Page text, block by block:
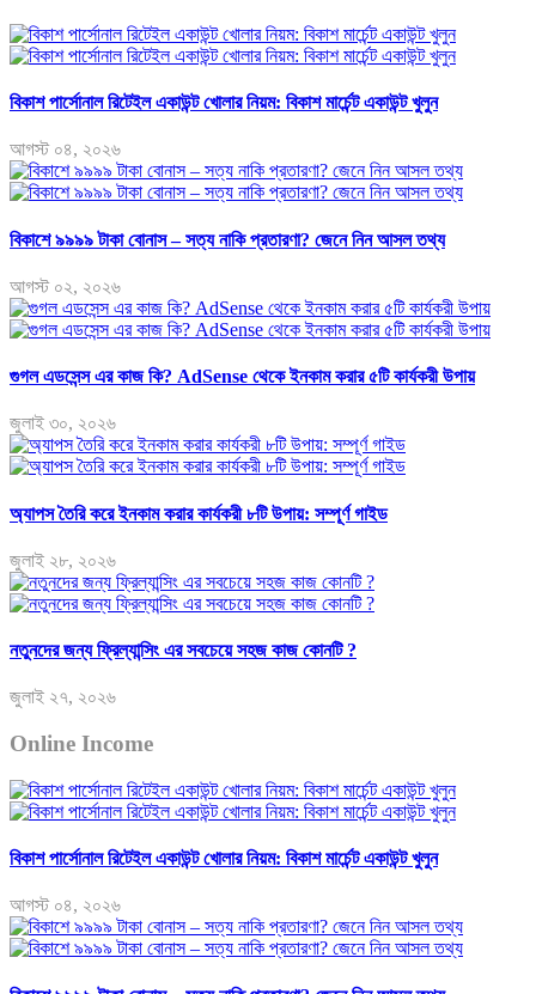
বিকাশ পার্সোনাল রিটেইল একাউন্ট খোলার নিয়ম: বিকাশ মার্চেন্ট একাউন্ট খুলুন
আগস্ট ০৪, ২০২৬
বিকাশে ৯৯৯৯ টাকা বোনাস – সত্য নাকি প্রতারণা? জেনে নিন আসল তথ্য
আগস্ট ০২, ২০২৬
গুগল এডসেন্স এর কাজ কি? AdSense থেকে ইনকাম করার ৫টি কার্যকরী উপায়
জুলাই ৩০, ২০২৬
অ্যাপস তৈরি করে ইনকাম করার কার্যকরী ৮টি উপায়: সম্পূর্ণ গাইড
জুলাই ২৮, ২০২৬
নতুনদের জন্য ফ্রিল্যান্সিং এর সবচেয়ে সহজ কাজ কোনটি ?
জুলাই ২৭, ২০২৬
Online Income
বিকাশ পার্সোনাল রিটেইল একাউন্ট খোলার নিয়ম: বিকাশ মার্চেন্ট একাউন্ট খুলুন
আগস্ট ০৪, ২০২৬